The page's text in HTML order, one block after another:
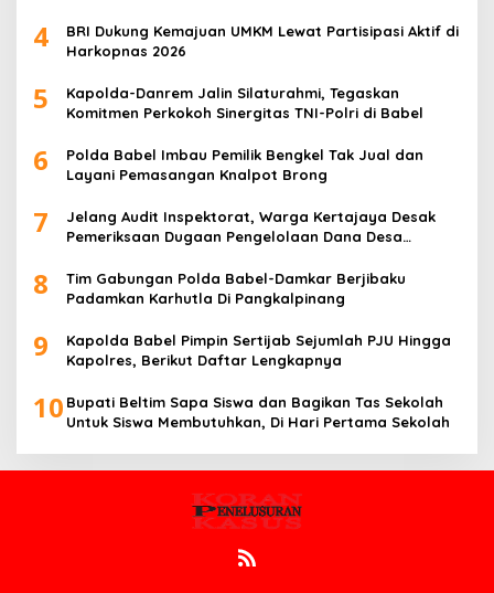
4
BRI Dukung Kemajuan UMKM Lewat Partisipasi Aktif di
Harkopnas 2026
5
Kapolda-Danrem Jalin Silaturahmi, Tegaskan
Komitmen Perkokoh Sinergitas TNI-Polri di Babel
6
Polda Babel Imbau Pemilik Bengkel Tak Jual dan
Layani Pemasangan Knalpot Brong
7
Jelang Audit Inspektorat, Warga Kertajaya Desak
Pemeriksaan Dugaan Pengelolaan Dana Desa
8
Tim Gabungan Polda Babel-Damkar Berjibaku
Padamkan Karhutla Di Pangkalpinang
9
Kapolda Babel Pimpin Sertijab Sejumlah PJU Hingga
Kapolres, Berikut Daftar Lengkapnya
10 Bupati Beltim Sapa Siswa dan Bagikan Tas Sekolah
Untuk Siswa Membutuhkan, Di Hari Pertama Sekolah